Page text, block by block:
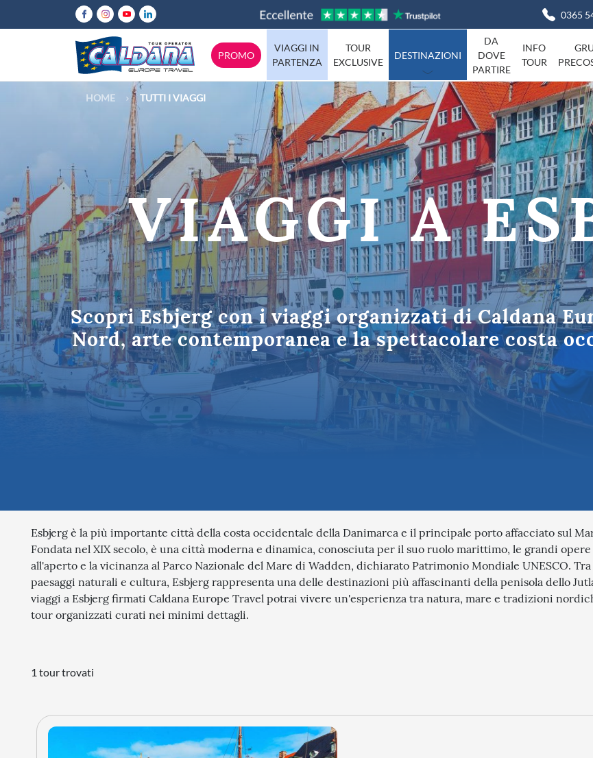
0365
PROMO
VIAGGI IN
PARTENZA
TOUR
EXCLUSIVE
DESTINAZIONI
Mondo
Tutte le destinazioni
Abruzzo
Basilicata
Calabria
Campania
Emilia-Romagna
Friuli-Venezia-Giulia
Lazio
Liguria
Lombardia
Marche
Molise
Piemonte
Puglia
Sardegna
Sicilia
Toscana
Trentino
Umbria
Valle-d-Aosta
Veneto
Tutte le destinazioni in Italia
DA
DOVE
PARTIRE
INFO
TOUR
HOME TUTTI I VIAGGI
VIAGGI A
Scopri Esbjerg con i viaggi organizzati di Caldana
Nord, arte contemporanea e la spettacolare costa
Esbjerg è la più importante città della costa occidentale della Danimarca e il principale porto affacciato sul
Fondata nel XIX secolo, è una città moderna e dinamica, conosciuta per il suo ruolo marittimo, le grandi
all'aperto e la vicinanza al Parco Nazionale del Mare di Wadden, dichiarato Patrimonio Mondiale UNESCO. Tra
paesaggi naturali e cultura, Esbjerg rappresenta una delle destinazioni più affascinanti della penisola dello
viaggi a Esbjerg firmati Caldana Europe Travel potrai vivere un'esperienza tra natura, mare e tradizioni
tour organizzati curati nei minimi dettagli.
1 tour trovati